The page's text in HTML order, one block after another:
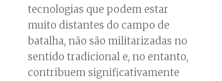
tecnologias que podem estar
muito distantes do campo de
batalha, não são militarizadas no
sentido tradicional e, no entanto,
contribuem significativamente